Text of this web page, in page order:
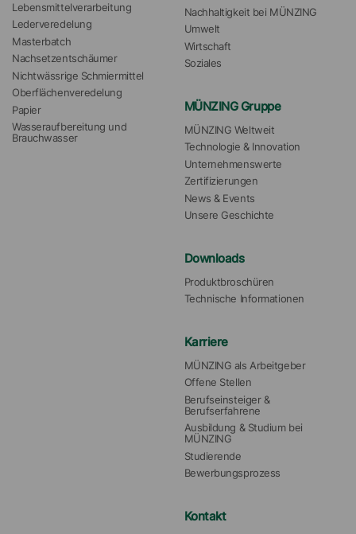
Lebensmittelverarbeitung
Lederveredelung
Masterbatch
Nachsetzentschäumer
Nichtwässrige Schmiermittel
Oberflächenveredelung
Papier
Wasseraufbereitung und
Brauchwasser
Nachhaltigkeit bei MÜNZING
Umwelt
Wirtschaft
Soziales
MÜNZING Gruppe
MÜNZING Weltweit
Technologie & Innovation
Unternehmenswerte
Zertifizierungen
News & Events
Unsere Geschichte
Downloads
Produktbroschüren
Technische Informationen
Karriere
MÜNZING als Arbeitgeber
Offene Stellen
Berufseinsteiger &
Berufserfahrene
Ausbildung & Studium bei
MÜNZING
Studierende
Bewerbungsprozess
Kontakt